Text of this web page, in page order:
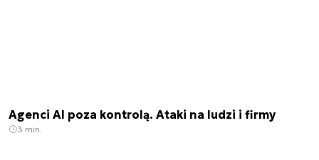
Agenci AI poza kontrolą. Ataki na ludzi i firmy
3 min.